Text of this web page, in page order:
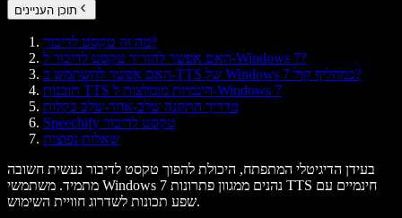
תוכן העניינים
מה זה טקסט לדיבור?
האם אפשר להוריד טקסט לדיבור ל-Windows 7?
האם אפשר להשתמש ב-TTS של Windows 7 כמחליף קול?
תוכנות TTS חינמיות מומלצות ל-Windows 7
מדריך התקנה שלב-אחר-שלב בקלות
Speechify טקסט לדיבור
שאלות נפוצות
בעידן הדיגיטלי המתפתח, היכולת להפוך טקסט לדיבור נעשית חשובה
מתמיד. משתמשי Windows 7 נהנים ממגוון פתרונות TTS חינמיים עם
שפע תכונות לשדרוג חוויית השימוש.